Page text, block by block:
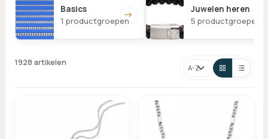
Basics
1 productgroepen
Juwelen heren
5 productgroepen
1928 artikelen
Sorteren